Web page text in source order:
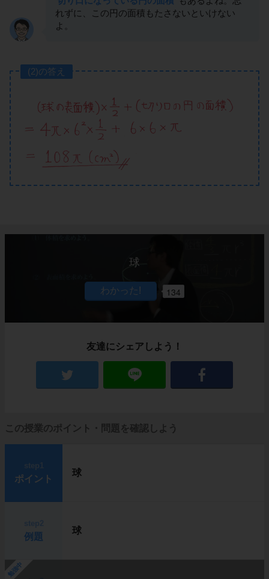
れずに、この円の面積もたさないといけない
よ。
(2)の答え
球
134
友達にシェアしよう！
この授業のポイント・問題を確認しよう
ポイント
球
例題
球
勉強中